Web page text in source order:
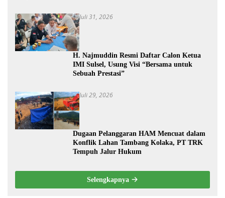
Juli 31, 2026
H. Najmuddin Resmi Daftar Calon Ketua
IMI Sulsel, Usung Visi “Bersama untuk
Sebuah Prestasi”
Juli 29, 2026
Dugaan Pelanggaran HAM Mencuat dalam
Konflik Lahan Tambang Kolaka, PT TRK
Tempuh Jalur Hukum
Selengkapnya